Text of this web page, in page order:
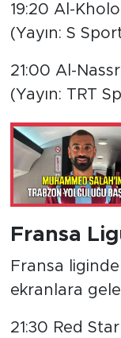
19:20 Al-
(Yayın: S
21:00 Al-
(Yayın: TRT
Fransa
Fransa
ekranlara
21:30 Red